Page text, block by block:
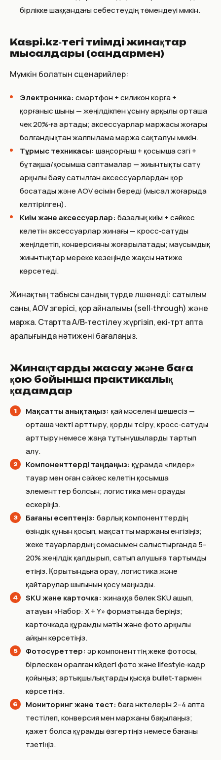
бірлікке шаққандағы себестеудің төмендеуі мүмкін.
Kaspi.kz‑тегі тиімді жинақтар
мысалдары (сандармен)
Мүмкін болатын сценарийлер:
Электроника: смартфон + силикон корға +
қорғаныс шыны — жеңілдікпен ұсыну арқылы орташа
чек 20%‑ға артады; аксессуарлар маржасы жоғары
болғандықтан жалпылама маржа сақталуы мүмкін.
Тұрмыс техникасы: шаңсорғыш + қосымша сүзгі +
бұтақша/қосымша саптамалар — жиынтықты сату
арқылы баяу сатылған аксессуарлардан қор
босатады және AOV өсімін береді (мысал жоғарыда
келтірілген).
Киім және аксессуарлар: базалық киім + сәйкес
келетін аксессуарлар жинағы — кросс‑сатуды
жеңілдетіп, конверсияны жоғарылатады; маусымдық
жиынтықтар мереке кезеңінде жақсы нәтиже
көрсетеді.
Жинақтың табысы сандық түрде өлшенеді: сатылым
саны, AOV өзгерісі, қор айналымы (sell‑through) және
маржа. Стартта A/B‑тестілеу жүргізіп, екі‑төрт апта
аралығында нәтижені бағалаңыз.
Жинақтарды жасау және баға
қою бойынша практикалық
қадамдар
Мақсатты анықтаңыз: қай мәселені шешесіз —
орташа чекті арттыру, қорды түсіру, кросс‑сатуды
арттыру немесе жаңа тұтынушыларды тартып
алу.
Компоненттерді таңдаңыз: құрамда «лидер»
тауар мен оған сәйкес келетін қосымша
элементтер болсын; логистика мен орауды
ескеріңіз.
Бағаны есептеңіз: барлық компоненттердің
өзіндік құнын қосып, мақсатты маржаны енгізіңіз;
жеке тауарлардың сомасымен салыстырғанда 5–
20% жеңілдік қалдырып, сатып алушыға тартымды
етіңіз. Қорытындыға орау, логистика және
қайтарулар шығынын қосу маңызды.
SKU және карточка: жинаққа бөлек SKU ашып,
атауын «Набор: X + Y» форматында беріңіз;
карточкада құрамды мәтін және фото арқылы
айқын көрсетіңіз.
Фотосуреттер: әр компоненттің жеке фотосы,
бірлескен оралған күйдегі фото және lifestyle‑кадр
қойыңыз; артықшылықтарды қысқа bullet‑тармен
көрсетіңіз.
Мониторинг және тест: баға нүктелерін 2–4 апта
тестілеп, конверсия мен маржаны бақылаңыз;
қажет болса құрамды өзгертіңіз немесе бағаны
түзетіңіз.